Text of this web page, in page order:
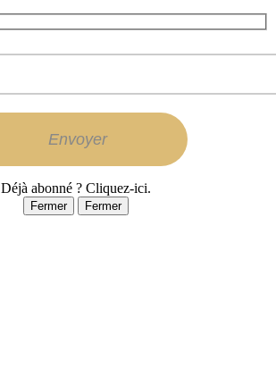
Déjà abonné ? Cliquez-ici.
Fermer Fermer